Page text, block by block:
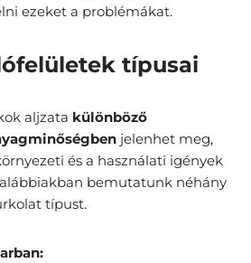
ezeket a problémákat.
típusai
aljzata különböző
jelenhet meg,
és a használati igények
bemutatunk néhány
típust.